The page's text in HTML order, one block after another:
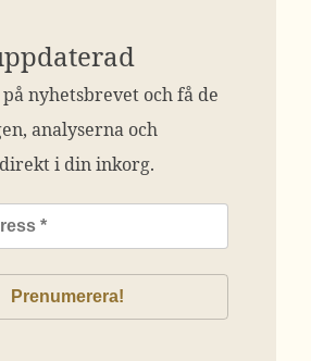
nyhetsbrevet och få de
analyserna och
i din inkorg.